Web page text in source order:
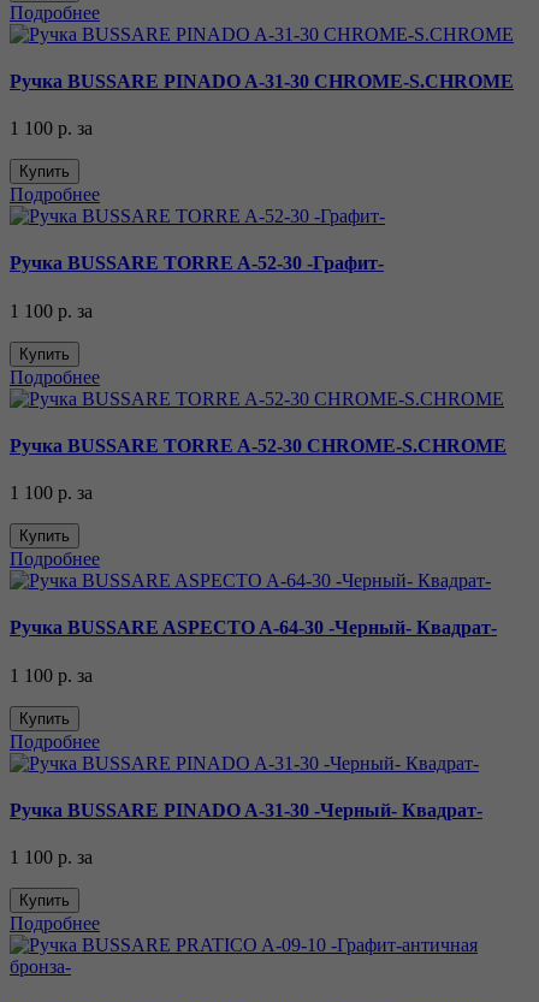
Подробнее
Ручка BUSSARE PINADO A-31-30 CHROME-S.CHROME
1 100 р. за
Купить
Подробнее
Ручка BUSSARE TORRE A-52-30 -Графит-
1 100 р. за
Купить
Подробнее
Ручка BUSSARE TORRE A-52-30 CHROME-S.CHROME
1 100 р. за
Купить
Подробнее
Ручка BUSSARE ASPECTO A-64-30 -Черный- Квадрат-
1 100 р. за
Купить
Подробнее
Ручка BUSSARE PINADO A-31-30 -Черный- Квадрат-
1 100 р. за
Купить
Подробнее